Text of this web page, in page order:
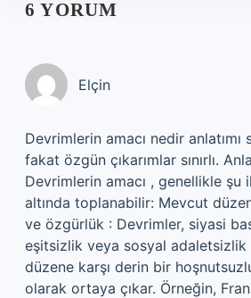
6 YORUM
Elçin
Devrimlerin amacı nedir
fakat özgün çıkarımlar sınırlı.
Devrimlerin amacı , genellikle şu
altında toplanabilir: Mevcut
ve özgürlük : Devrimler, siyasi
eşitsizlik veya sosyal
düzene karşı derin bir
olarak ortaya çıkar. Örneğin,